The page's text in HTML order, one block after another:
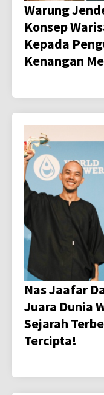
Warung
Konsep
Kepada
Kenangan
Nas Jaafar
Juara Dunia
Sejarah
Tercipta!